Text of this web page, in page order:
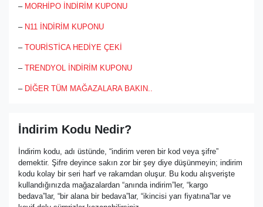
– MORHİPO İNDİRİM KUPONU
– N11 İNDİRİM KUPONU
– TOURİSTİCA HEDİYE ÇEKİ
– TRENDYOL İNDİRİM KUPONU
– DİĞER TÜM MAĞAZALARA BAKIN..
İndirim Kodu Nedir?
İndirim kodu, adı üstünde, “indirim veren bir kod veya şifre”
demektir. Şifre deyince sakın zor bir şey diye düşünmeyin; indirim
kodu kolay bir seri harf ve rakamdan oluşur. Bu kodu alışverişte
kullandığınızda mağazalardan “anında indirim”ler, “kargo
bedava”lar, “bir alana bir bedava”lar, “ikincisi yarı fiyatına”lar ve